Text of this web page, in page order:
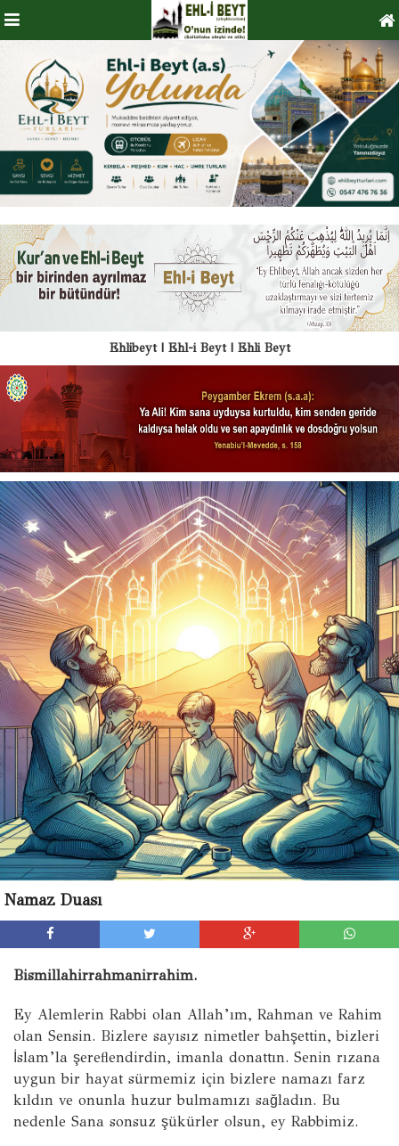
Ehlibeyt | Ehl-i Beyt | Ehli Beyt
Namaz Duası
Bismillahirrahmanirrahim.
Ey Alemlerin Rabbi olan Allah’ım, Rahman ve Rahim
olan Sensin. Bizlere sayısız nimetler bahşettin, bizleri
İslam’la şereflendirdin, imanla donattın. Senin rızana
uygun bir hayat sürmemiz için bizlere namazı farz
kıldın ve onunla huzur bulmamızı sağladın. Bu
nedenle Sana sonsuz şükürler olsun, ey Rabbimiz.